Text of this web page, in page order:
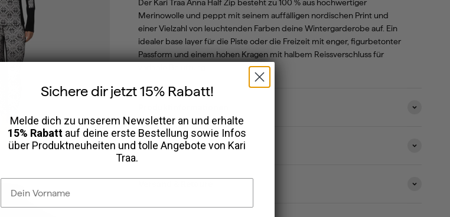
Der Kari Traa Anna Half Zip besteht zu 100 % aus hochwertiger
Merinowolle und peppt mit seinem auffälligen nordischen Print und
einer Vielzahl von leuchtenden Farben deine Wintergarderobe auf. Ein
idealer base layer für die Piste oder die Freizeit mit enger, figurbetonter
Passform und einem hohen Kragen mit halbem Reissverschluss für
Pflegehinweis
Sichere dir jetzt 15% Rabatt!
Melde dich zu unserem Newsletter an und erhalte
15% Rabatt auf deine erste Bestellung sowie Infos
über Produktneuheiten und tolle Angebote von Kari
Traa.
Vorname